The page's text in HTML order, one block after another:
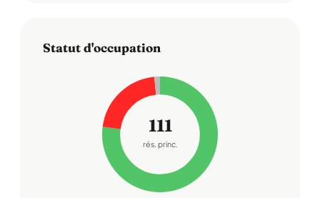
Statut d'occupation
111
rés. princ.